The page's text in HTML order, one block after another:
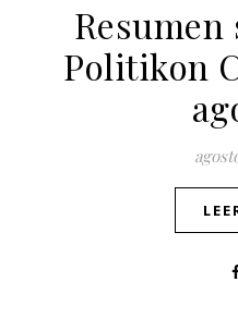
Resumen
Politikon